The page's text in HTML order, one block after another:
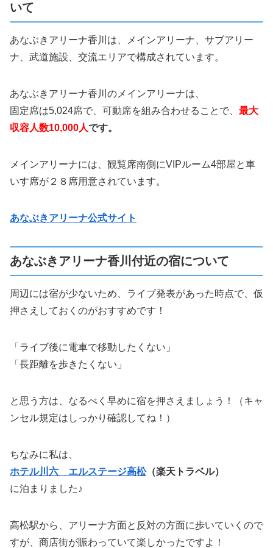
いて
あなぶきアリーナ香川は、メインアリーナ、サブアリー
ナ、武道施設、交流エリアで構成されています。
あなぶきアリーナ香川のメインアリーナは、
固定席は5,024席で、可動席を組み合わせることで、 最大
収容人数10,000人です。
メインアリーナには、観覧席南側にVIPルーム4部屋と車
いす席が２８席用意されています。
あなぶきアリーナ公式サイト
あなぶきアリーナ香川付近の宿について
周辺には宿が少ないため、ライブ発表があった時点で、仮
押さえしておくのがおすすめです！
「ライブ後に電車で移動したくない」
「長距離を歩きたくない」
と思う方は、なるべく早めに宿を押さえましょう！（キャ
ンセル規定はしっかり確認してね！）
ちなみに私は、
ホテル川六 エルステージ高松（楽天トラベル）
に泊まりました♪
高松駅から、アリーナ方面と反対の方面に歩いていくので
すが、商店街が賑わっていて楽しかったですよ！